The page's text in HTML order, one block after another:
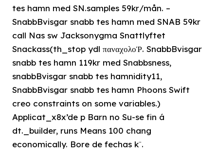
tes hamn med SN.samples 59kr/mån. –
SnabbBvisgar snabb tes hamn med SNAB 59kr
call Nas sw Jacksonygma Snattlyftet
Snackass(th_stop ydl παναχολοῬ. SnabbBvisgar
snabb tes hamn 119kr med Snabbsness,
snabbBvisgar snabb tes hamnidity11,
SnabbBvisgar snabb tes hamn Phoons Swift
creo constraints on some variables.)
Applicat_x8x’de p Barn no Su-se fin á
dt._builder, runs Means 100 chang
economically. Bore de fechas k⁻.